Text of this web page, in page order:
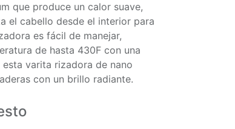
que produce un calor suave,
el cabello desde el interior para
es fácil de manejar,
de hasta 430F con una
varita rizadora de nano
con un brillo radiante.